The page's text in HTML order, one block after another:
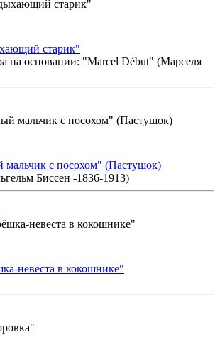
старик"
на основании: "Marcel Début" (Марселя
мальчик с посохом" (Пастушок)
Биссен -1836-1913)
невеста в кокошнике"